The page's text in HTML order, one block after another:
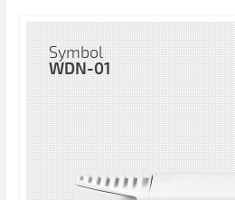
Symbol
WDN-01